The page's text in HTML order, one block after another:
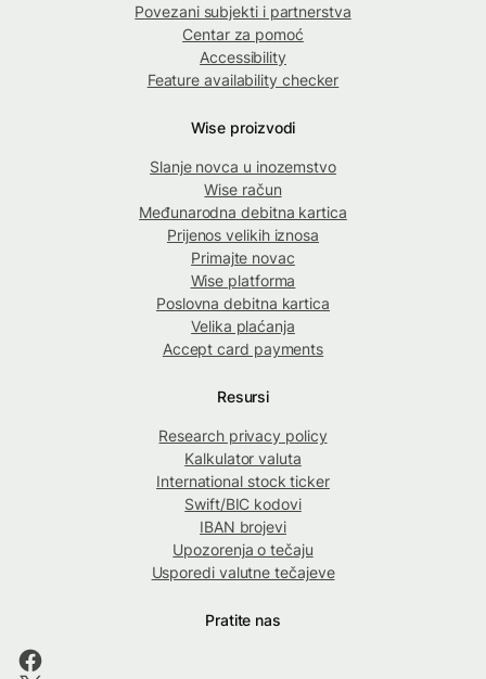
Povezani subjekti i partnerstva
Centar za pomoć
Accessibility
Feature availability checker
Wise proizvodi
Slanje novca u inozemstvo
Wise račun
Međunarodna debitna kartica
Prijenos velikih iznosa
Primajte novac
Wise platforma
Poslovna debitna kartica
Velika plaćanja
Accept card payments
Resursi
Research privacy policy
Kalkulator valuta
International stock ticker
Swift/BIC kodovi
IBAN brojevi
Upozorenja o tečaju
Usporedi valutne tečajeve
Pratite nas